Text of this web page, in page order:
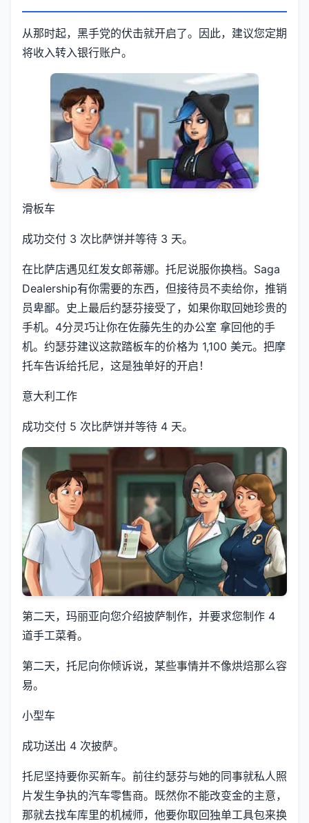
从那时起，黑手党的伏击就开启了。因此，建议您定期
将收入转入银行账户。
滑板车
成功交付 3 次比萨饼并等待 3 天。
在比萨店遇见红发女郎蒂娜。托尼说服你换档。Saga
Dealership有你需要的东西，但接待员不卖给你，推销
员卑鄙。史上最后约瑟芬接受了，如果你取回她珍贵的
手机。4分灵巧让你在佐藤先生的办公室 拿回他的手
机。约瑟芬建议这款踏板车的价格为 1,100 美元。把摩
托车告诉给托尼，这是独单好的开启！
意大利工作
成功交付 5 次比萨饼并等待 4 天。
第二天，玛丽亚向您介绍披萨制作，并要求您制作 4
道手工菜肴。
第二天，托尼向你倾诉说，某些事情并不像烘焙那么容
易。
小型车
成功送出 4 次披萨。
托尼坚持要你买新车。前往约瑟芬与她的同事就私人照
片发生争执的汽车零售商。既然你不能改变金的主意，
那就去找车库里的机械师，他要你取回独单工具包来换